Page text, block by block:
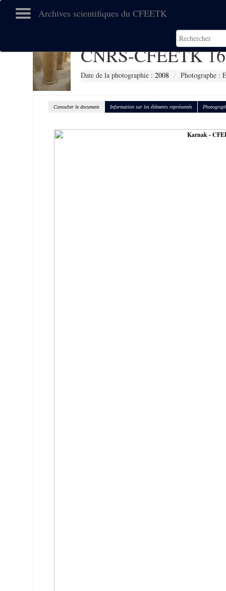
Archives scientifiques du CFEETK
CNRS-CFEETK
Date de la photographie : 2008 Photographe :
Consulter le document Information sur les éléments représentés